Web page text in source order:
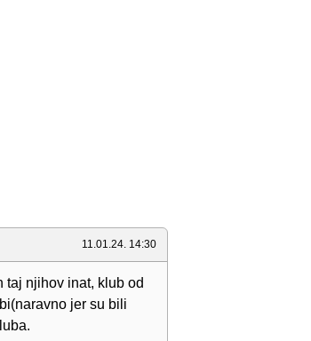
11.01.24. 14:30
taj njihov inat, klub od
jer su bili